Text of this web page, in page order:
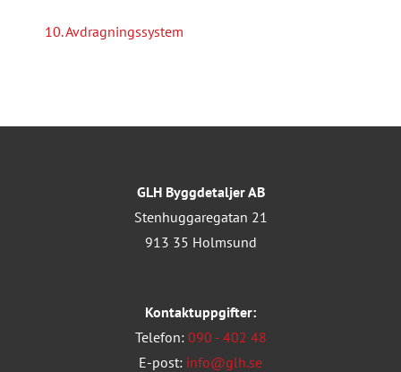
10. Avdragningssystem
GLH Byggdetaljer AB
Stenhuggaregatan 21
913 35 Holmsund
Kontaktuppgifter:
Telefon: 090 - 402 48
E-post: info@glh.se